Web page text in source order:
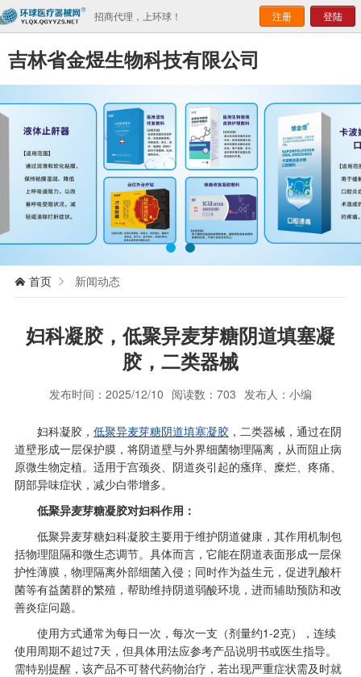
招商代理，上环球！ 注册 登陆
吉林省金煜生物科技有限公司
 首页  新闻动态
妇科凝胶，低聚异麦芽糖阴道填塞凝
胶，二类器械
发布时间：2025/12/10 阅读数：703 发布人：小编
妇科凝胶， 低聚异麦芽糖阴道填塞凝胶，二类器械，通过在阴
道壁形成一层保护膜，将阴道壁与外界细菌物理隔离，从而阻止病
原微生物定植。适用于宫颈炎、阴道炎引起的瘙痒、糜烂、疼痛、
阴部异味症状，减少白带增多。
低聚异麦芽糖凝胶对妇科作用：
低聚异麦芽糖妇科凝胶主要用于维护阴道健康，其作用机制包
括物理阻隔和微生态调节。具体而言，它能在阴道表面形成一层保
护性薄膜，物理隔离外部细菌入侵；同时作为益生元，促进乳酸杆
菌等有益菌群的繁殖，帮助维持阴道弱酸环境，进而辅助预防和改
善炎症问题。
使用方式通常为每日一次，每次一支（剂量约1-2克），连续
使用周期不超过7天，但具体用法应参考产品说明书或医生指导。
需特别提醒，该产品不可替代药物治疗，若出现严重症状需及时就